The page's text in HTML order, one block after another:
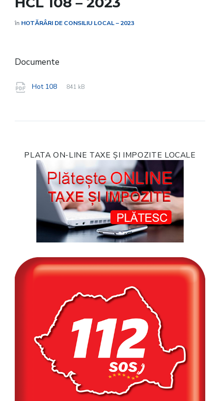
în HOTĂRÂRI DE CONSILIU LOCAL – 2023
Documente
Hot 108
File
pdf
File
841 kB
PLATA ON-LINE TAXE ȘI IMPOZITE LOCALE